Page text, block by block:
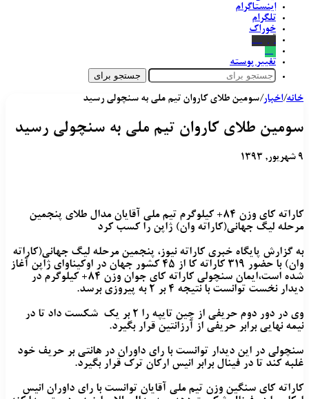
اینستاگرام
تلگرام
خوراک
آپارات
بله
تغییر پوسته
جستجو برای
خانه/اخبار/سومین طلای کاروان تیم ملی به سنچولی رسید
سومین طلای کاروان تیم ملی به سنچولی رسید
۹ شهریور, ۱۳۹۳
کاراته کای وزن ۸۴+ کیلوگرم تیم ملی آقایان مدال طلای پنجمین
مرحله لیگ جهانی(کاراته وان) ژاپن را کسب کرد
به گزارش پایگاه خبری کاراته نیوز، پنجمین مرحله لیگ جهانی(کاراته
وان) با حضور ۳۱۹ کاراته کا از ۴۵ کشور جهان در اوکیناوای ژاپن آغاز
شده است،ایمان سنچولی کاراته کای جوان وزن ۸۴+ کیلوگرم در
دیدار نخست توانست با نتیجه ۴ بر ۲ به پیروزی برسد.
وی در دور دوم حریفی از چین تایپه را ۲ بر یک شکست داد تا در
نیمه نهایی برابر حریفی از آرزانتین قرار بگیرد.
سنچولی در این دیدار توانست با رای داوران در هانتی بر حریف خود
غلبه کند تا در فینال برابر انیس ارکان ترک قرار بگیرد.
کاراته کای سنگین وزن تیم ملی آقایان توانست با رای داوران انیس